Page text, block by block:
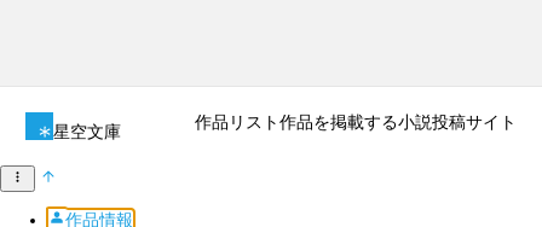
星空文庫 作品リスト作品を掲載する小説投稿サイト
作品情報